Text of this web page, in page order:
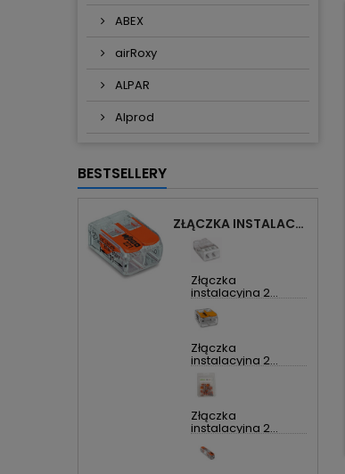
ABEX
airRoxy
ALPAR
Alprod
BESTSELLERY
ZŁĄCZKA INSTALACYJNA 2X UNIWERSALNA COMPACT 221-412 WAGO
Złączka
instalacyjna 2...
Złączka
instalacyjna 2...
Złączka
instalacyjna 2...